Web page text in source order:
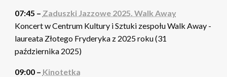
07:45 – Zaduszki Jazzowe 2025. Walk Away
Koncert w Centrum Kultury i Sztuki zespołu Walk Away -
laureata Złotego Fryderyka z 2025 roku (31
października 2025)
09:00 – Kinotetka